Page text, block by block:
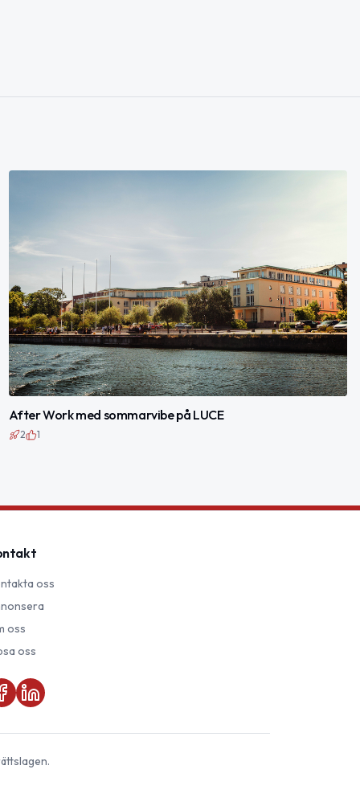
After Work med sommarvibe på LUCE
2 1
oss
oss
oss